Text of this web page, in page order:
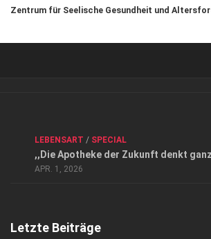
Zentrum für Seelische Gesundheit und
Datenschutzerklärung
Top Magazin Dresden / Ostsachsen
LEBENSART / SPECIAL
,,Die Apotheke der Zukunft denkt
APR. 1, 2026
Letzte Beiträge